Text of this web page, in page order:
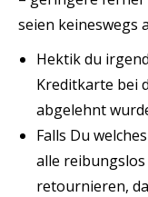
seien keineswegs
Hektik du
Kreditkarte bei
abgelehnt
Falls Du
alle
retournieren,